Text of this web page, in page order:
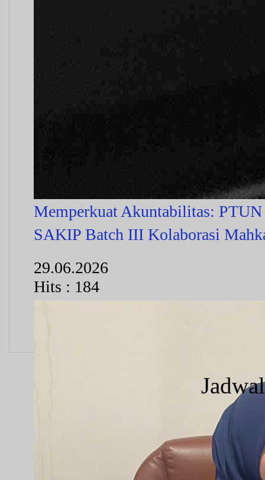
Memperkuat Akuntabilitas:
SAKIP Batch III Kolaborasi
29.06.2026
Hits : 184